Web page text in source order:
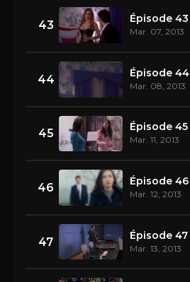
43 Épisode 43
Mar. 07, 2013
44 Épisode 44
Mar. 08, 2013
45 Épisode 45
Mar. 11, 2013
46 Épisode 46
Mar. 12, 2013
47 Épisode 47
Mar. 13, 2013